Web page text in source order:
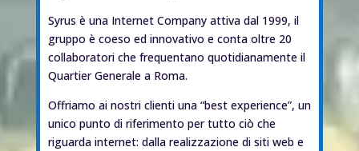
Syrus è una Internet Company attiva dal 1999, il
gruppo è coeso ed innovativo e conta oltre 20
collaboratori che frequentano quotidianamente il
Quartier Generale a Roma.
Offriamo ai nostri clienti una “best experience”, un
unico punto di riferimento per tutto ciò che
riguarda internet: dalla realizzazione di siti web e